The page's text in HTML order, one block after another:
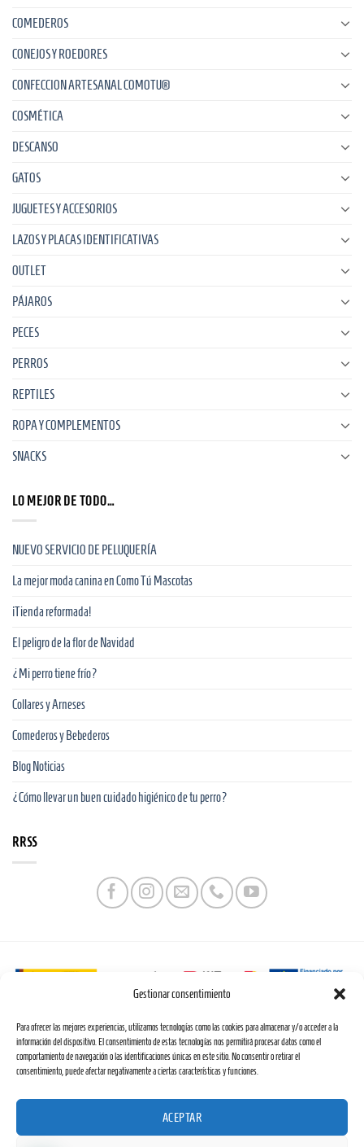
Gestionar consentimiento
Para ofrecer las mejores experiencias, utilizamos tecnologías como las cookies para almacenar y/o acceder a la
información del dispositivo. El consentimiento de estas tecnologías nos permitirá procesar datos como el
comportamiento de navegación o las identificaciones únicas en este sitio. No consentir o retirar el
consentimiento, puede afectar negativamente a ciertas características y funciones.
ACEPTAR
COMEDEROS
CONEJOS Y ROEDORES
CONFECCION ARTESANAL COMOTU®
COSMÉTICA
DESCANSO
GATOS
JUGUETES Y ACCESORIOS
LAZOS Y PLACAS IDENTIFICATIVAS
OUTLET
PÁJAROS
PECES
PERROS
REPTILES
ROPA Y COMPLEMENTOS
SNACKS
LO MEJOR DE TODO…
NUEVO SERVICIO DE PELUQUERÍA
La mejor moda canina en Como Tú Mascotas
¡Tienda reformada!
El peligro de la flor de Navidad
¿Mi perro tiene frío?
Collares y Arneses
Comederos y Bebederos
Blog Noticias
¿Cómo llevar un buen cuidado higiénico de tu perro?
RRSS
Web financiada por la Unión Europea a través de los fondos «NextGenerationEU» y el
programa Kit Digital.